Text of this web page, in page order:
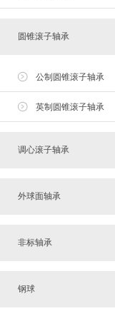
圆锥滚子轴承
公制圆锥滚子轴承
英制圆锥滚子轴承
调心滚子轴承
外球面轴承
非标轴承
钢球